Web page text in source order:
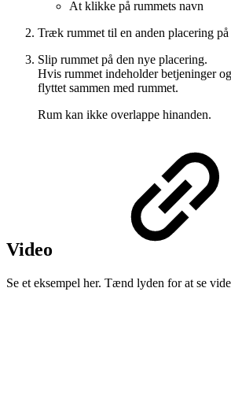
At klikke på rummets navn
Træk rummet til en anden placering på
Slip rummet på den nye placering.
Hvis rummet indeholder betjeninger
flyttet sammen med rummet.
Rum kan ikke overlappe hinanden.
Video
Se et eksempel her. Tænd lyden for at se